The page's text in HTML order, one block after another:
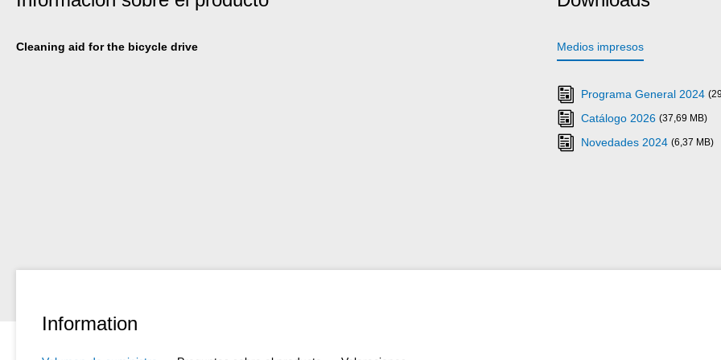
Cleaning aid for the bicycle drive Medios impresos
Programa General 2024
Catálogo 2026 (37,69 MB)
Novedades 2024 (6,37 MB)
Information